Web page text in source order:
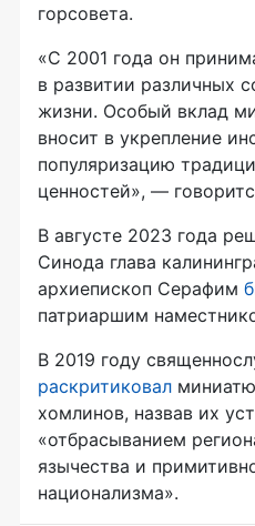
горсовета.
«С 2001 года он
в развитии различных
жизни. Особый вклад
вносит в укрепление
популяризацию
ценностей», —
В августе 2023 года
Синода глава
архиепископ Серафим
патриаршим
В 2019 году
раскритиковал
хомлинов, назвав их
«отбрасыванием
язычества и
национализма».